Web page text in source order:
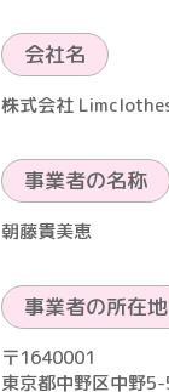
会社名
株式会社
事業者の名称
朝藤貴美恵
事業者の所在地
〒1640001
東京都中野区中野